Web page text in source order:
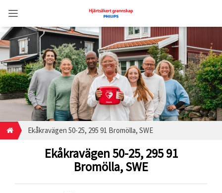
Ekåkravägen 50-25, 295 91 Bromölla, SWE
Ekåkravägen 50-25, 295 91
Bromölla, SWE